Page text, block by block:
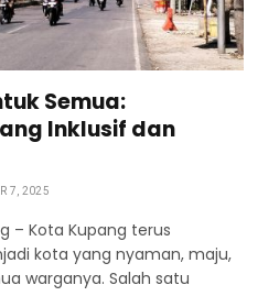
Semua:
Inklusif dan
7, 2025
– Kota Kupang terus
kota yang nyaman, maju,
warganya. Salah satu